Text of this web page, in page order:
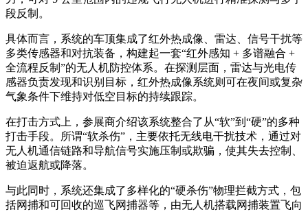
段反制。
具体而言，系统的车顶集成了红外热成像、雷达、信号干扰等
多类传感器和对抗装备，构建起一套“红外感知 + 多谱融合 +
全流程反制”的无人机防控体系。在探测层面，雷达与光电传
感器负责发现和识别目标，红外热成像系统则可在夜间或复杂
气象条件下维持对低空目标的持续跟踪。
在打击方式上，参展商介绍该系统整合了从“软”到“硬”的多种
打击手段。所谓“软杀伤”，主要依托无线电干扰技术，通过对
无人机通信链路和导航信号实施压制或欺骗，使其失去控制、
被迫返航或降落。
与此同时，系统还集成了多样化的“硬杀伤”物理拦截方式，包
括网捕和可回收的巡飞网捕器等，由无人机搭载网捕装置飞向